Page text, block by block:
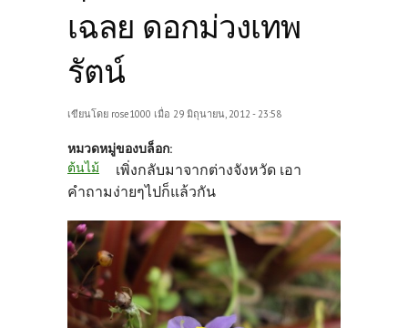
เฉลย ดอกม่วงเทพ
รัตน์
เขียนโดย rose1000 เมื่อ 29 มิถุนายน, 2012 - 23:58
หมวดหมู่ของบล็อก:
ต้นไม้
เพิ่งกลับมาจากต่างจังหวัด เอา
คำถามง่ายๆไปก็แล้วกัน